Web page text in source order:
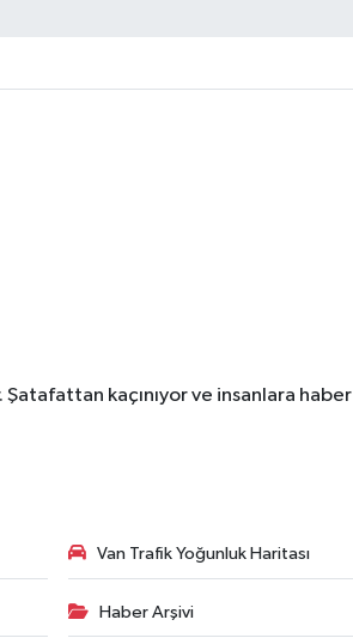
kaçınıyor ve insanlara haber
Van Trafik Yoğunluk Haritası
Haber Arşivi